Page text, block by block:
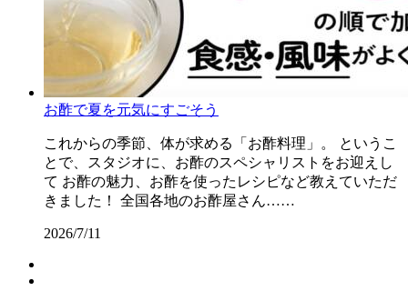
お酢で夏を元気にすごそう
これからの季節、体が求める「お酢料理」。 というこ
とで、スタジオに、お酢のスペシャリストをお迎えし
て お酢の魅力、お酢を使ったレシピなど教えていただ
きました！ 全国各地のお酢屋さん……
2026/7/11